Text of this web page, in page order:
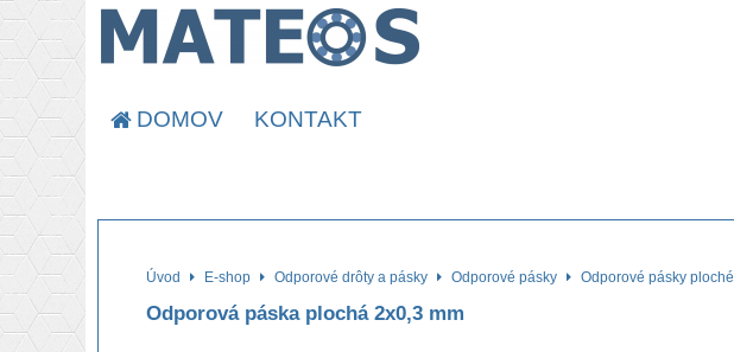
DOMOV KONTAKT
Úvod E-shop Odporové drôty a pásky Odporové pásky Odporové pásky ploché
Odporová páska plochá 2x0,3 mm